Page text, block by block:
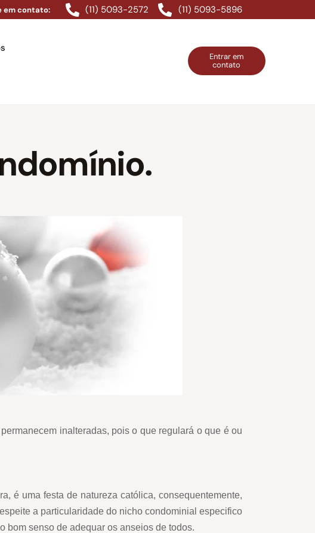
em contato: (11) 5093-2572 (11) 5093-5896
Entrar em
contato
inalteradas, pois o que regulará o que é ou
é uma festa de natureza católica, consequentemente,
a particularidade do nicho condominial especifico
bom senso de adequar os anseios de todos.